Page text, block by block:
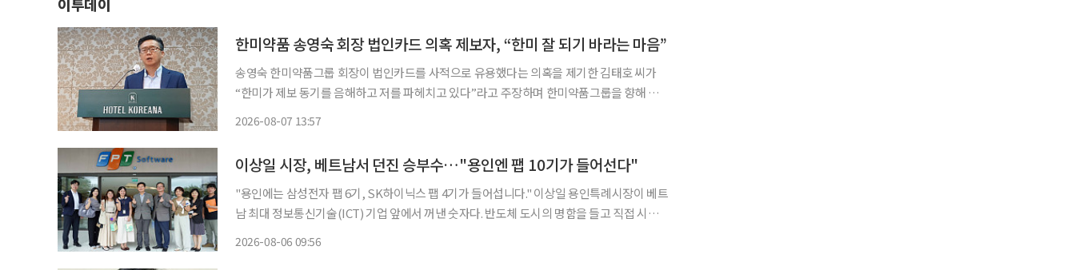
이투데이
한미약품 송영숙 회장 법인카드 의혹 제보자, “한미 잘 되기 바라는 마음”
송영숙 한미약품그룹 회장이 법인카드를 사적으로 유용했다는 의혹을 제기한 김태호 씨가
“한미가 제보 동기를 음해하고 저를 파헤치고 있다”라고 주장하며 한미약품그룹을 향해 해
2026-08-07 13:57
이상일 시장, 베트남서 던진 승부수…"용인엔 팹 10기가 들어선다"
"용인에는 삼성전자 팹 6기, SK하이닉스 팹 4기가 들어섭니다." 이상일 용인특례시장이 베트
남 최대 정보통신기술(ICT) 기업 앞에서 꺼낸 숫자다. 반도체 도시의 명함을 들고 직접 시장을
2026-08-06 09:56